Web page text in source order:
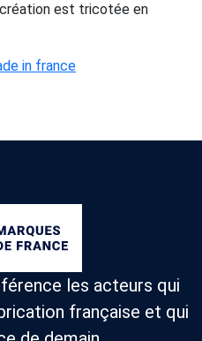
est tricotée en
in france
les acteurs qui
française et qui